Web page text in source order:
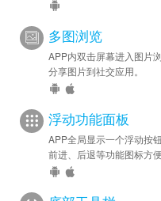
多图浏览
APP内双击屏幕进入图片
分享图片到社交应用。
浮动功能面板
APP全局显示一个浮动按
前进、后退等功能图标方便